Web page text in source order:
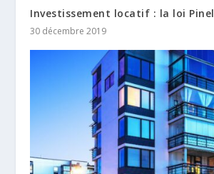
Investissement locatif : la loi Pinel
30 décembre 2019